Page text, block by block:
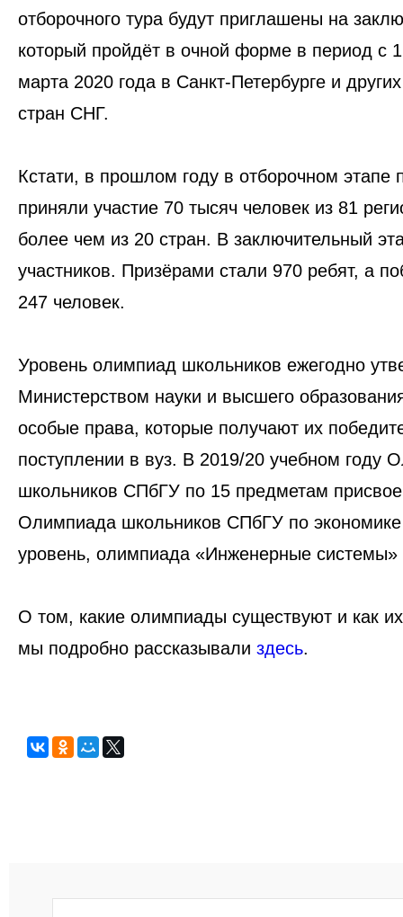
отборочного тура будут приглашены на
который пройдёт в очной форме в период с
марта 2020 года в Санкт-Петербурге и
стран СНГ.
Кстати, в прошлом году в отборочном этапе
приняли участие 70 тысяч человек из 81
более чем из 20 стран. В заключительный
участников. Призёрами стали 970 ребят, а
247 человек.
Уровень олимпиад школьников ежегодно
Министерством науки и высшего
особые права, которые получают их
поступлении в вуз. В 2019/20 учебном году
школьников СПбГУ по 15 предметам
Олимпиада школьников СПбГУ по экономике
уровень, олимпиада «Инженерные
О том, какие олимпиады существуют и как
мы подробно рассказывали здесь.